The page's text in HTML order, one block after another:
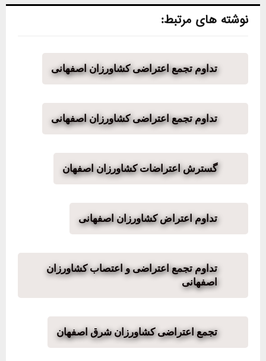
نوشته های مرتبط:
تداوم تجمع اعتراضی کشاورزان اصفهانی
تداوم تجمع اعتراضی کشاورزان اصفهانی
گسترش اعتراضات کشاورزان اصفهان
تداوم اعتراض کشاورزان اصفهانی
تداوم تجمع اعتراضی و اعتصاب کشاورزان
اصفهانی
تجمع اعتراضی کشاورزان شرق اصفهان